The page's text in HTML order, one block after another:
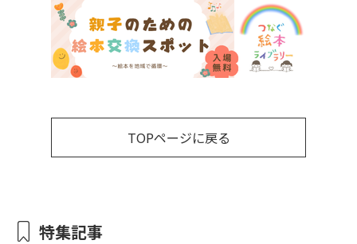
TOPページに戻る
特集記事